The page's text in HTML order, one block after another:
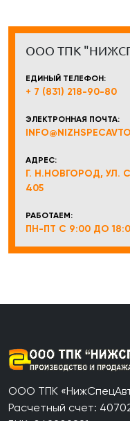
ООО ТПК
ЕДИНЫЙ ТЕЛЕФОН:
+ 7 (831) 218-90-80
ЭЛЕКТРОННАЯ ПОЧТА:
АДРЕС:
Г. Н.НОВГОРОД, УЛ.
405
РАБОТАЕМ:
ПН-ПТ С 9:00 ДО
ООО ТПК
Расчетный счет: